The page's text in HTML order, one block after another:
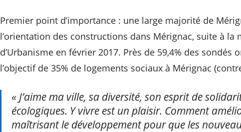
Premier point d’importance : une large majorité de
l’orientation des constructions dans Mérignac, suite à la
d’Urbanisme en février 2017. Près de 59,4% des sondés
l’objectif de 35% de logements sociaux à Mérignac
« J’aime ma ville, sa diversité, son esprit de
écologiques. Y vivre est un plaisir. Comment
maîtrisant le développement pour que les